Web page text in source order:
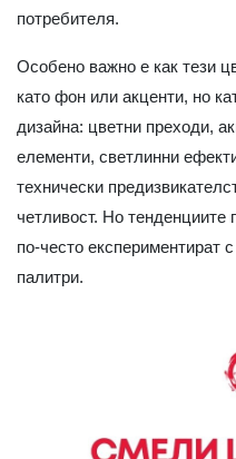
потребителя.
Особено важно е как тези
като фон или акценти, но
дизайна: цветни преходи,
елементи, светлинни
технически
четливост. Но тенденциите
по-често експериментират
палитри.